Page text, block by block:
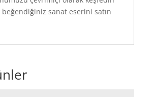
sanat eserini satın